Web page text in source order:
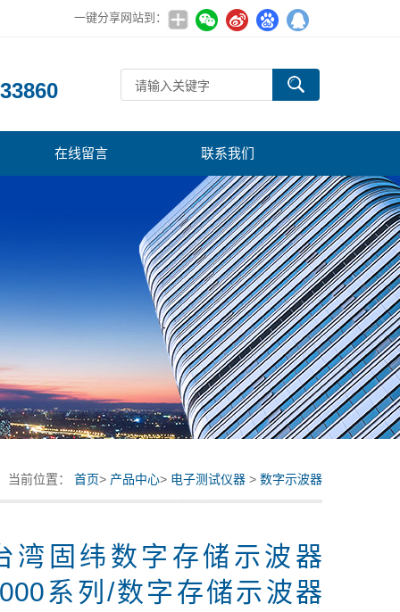
一键分享网站到：
在线留言 联系我们
当前位置： 首页> 产品中心> 电子测试仪器 > 数字示波器
湾固纬数字存储示波器
系列/数字存储示波器